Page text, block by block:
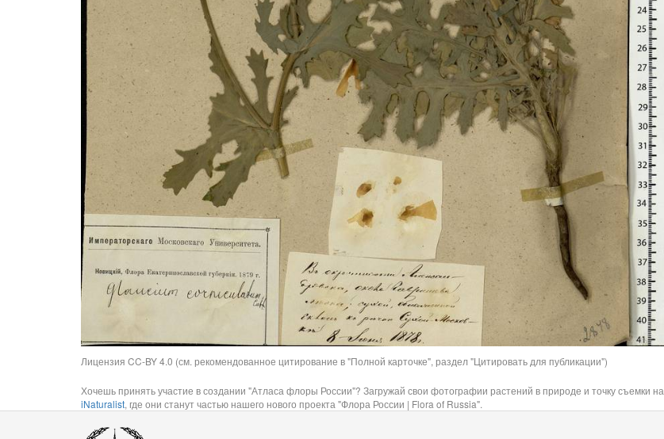
Лицензия CC-BY 4.0 (см. рекомендованное цитирование в "Полной карточке", раздел "Цитировать для публикации")
Хочешь принять участие в создании "Атласа флоры России"? Загружай свои фотографии растений в природе и точку съемки на
iNaturalist, где они станут частью нашего нового проекта "Флора России | Flora of Russia".